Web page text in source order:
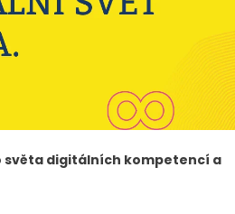
světa digitálních kompetencí a